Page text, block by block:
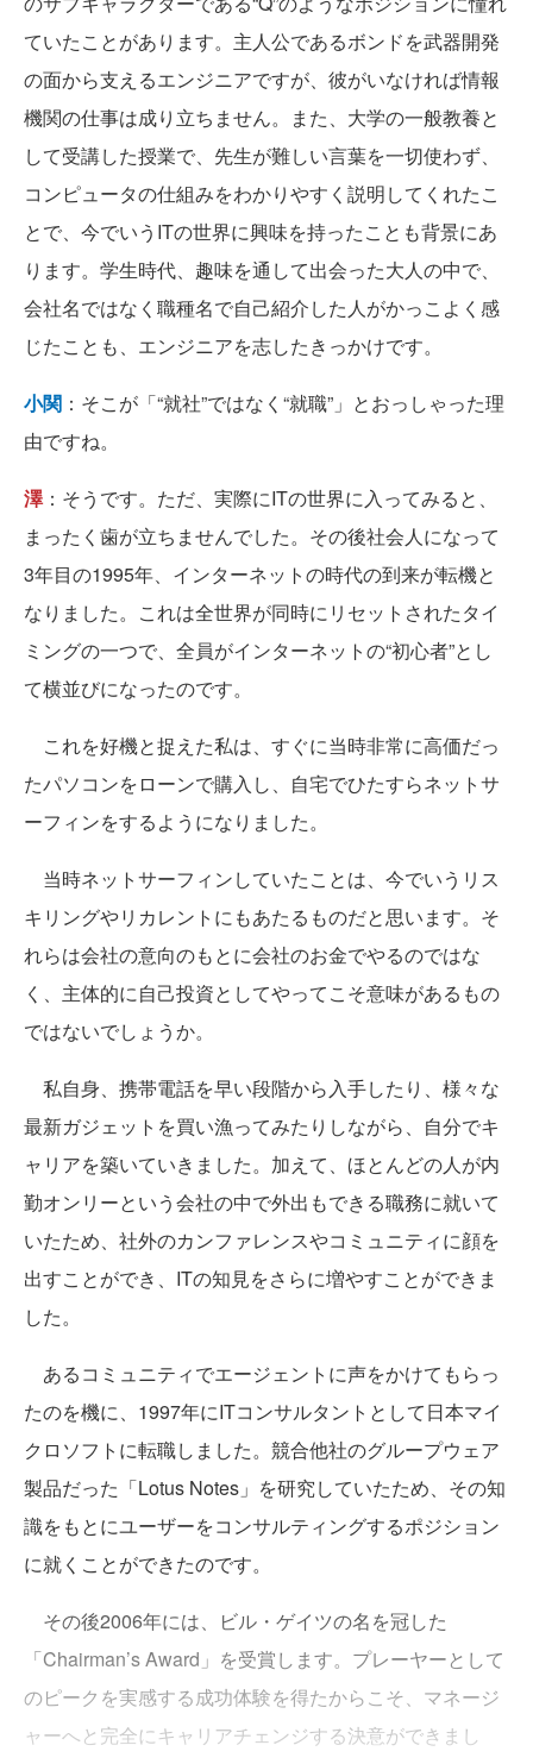
ていたことがあります。主人公であるボンドを武器開発
の面から支えるエンジニアですが、彼がいなければ情報
機関の仕事は成り立ちません。また、大学の一般教養と
して受講した授業で、先生が難しい言葉を一切使わず、
コンピュータの仕組みをわかりやすく説明してくれたこ
とで、今でいうITの世界に興味を持ったことも背景にあ
ります。学生時代、趣味を通して出会った大人の中で、
会社名ではなく職種名で自己紹介した人がかっこよく感
じたことも、エンジニアを志したきっかけです。
小関 ：そこが「“就社”ではなく“就職”」とおっしゃった理
由ですね。
澤：そうです。ただ、実際にITの世界に入ってみると、
まったく歯が立ちませんでした。その後社会人になって
3年目の1995年、インターネットの時代の到来が転機と
なりました。これは全世界が同時にリセットされたタイ
ミングの一つで、全員がインターネットの“初心者”とし
て横並びになったのです。
これを好機と捉えた私は、すぐに当時非常に高価だっ
たパソコンをローンで購入し、自宅でひたすらネットサ
ーフィンをするようになりました。
当時ネットサーフィンしていたことは、今でいうリス
キリングやリカレントにもあたるものだと思います。そ
れらは会社の意向のもとに会社のお金でやるのではな
く、主体的に自己投資としてやってこそ意味があるもの
ではないでしょうか。
私自身、携帯電話を早い段階から入手したり、様々な
最新ガジェットを買い漁ってみたりしながら、自分でキ
ャリアを築いていきました。加えて、ほとんどの人が内
勤オンリーという会社の中で外出もできる職務に就いて
いたため、社外のカンファレンスやコミュニティに顔を
出すことができ、ITの知見をさらに増やすことができま
した。
あるコミュニティでエージェントに声をかけてもらっ
たのを機に、1997年にITコンサルタントとして日本マイ
クロソフトに転職しました。競合他社のグループウェア
製品だった「Lotus Notes」を研究していたため、その知
識をもとにユーザーをコンサルティングするポジション
に就くことができたのです。
その後2006年には、ビル・ゲイツの名を冠した
「Chairman’s Award」を受賞します。プレーヤーとして
のピークを実感する成功体験を得たからこそ、マネージ
ャーへと完全にキャリアチェンジする決意ができまし